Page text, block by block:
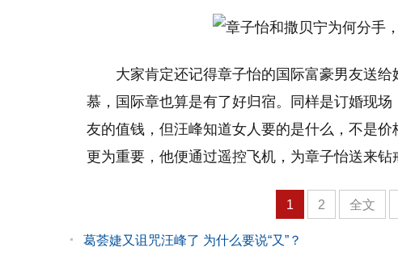
大家肯定还记得章子怡的国际富豪男友送
慕，国际章也算是有了好归宿。同样是订婚现
友的值钱，但汪峰知道女人要的是什么，不是
更为重要，他便通过遥控飞机，为章子怡送来
1 2 全文
葛荟婕又诅咒汪峰了 为什么要说“又”？